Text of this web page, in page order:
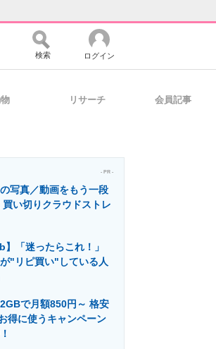
ーケ×ITの今がよく分かる
設×テクノロジーの最前線
検索 ログイン
リサーチ 会員記事
- PR -
写真／動画をもう一段
買い切りクラウドストレ
】「迷ったらこれ！」
"リピ買い"している人
で月額850円～ 格安
得に使うキャンペーン